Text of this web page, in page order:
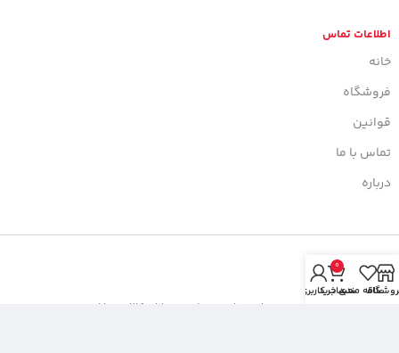
اطلاعات تماس
خانه
فروشگاه
قوانین
تماس با ما
درباره
تمامی حقوق مادی و معنوی این سایت متعلق به سایان کالا می باشد.
علاقه مندی
0
سبد خرید
حساب کاربری من